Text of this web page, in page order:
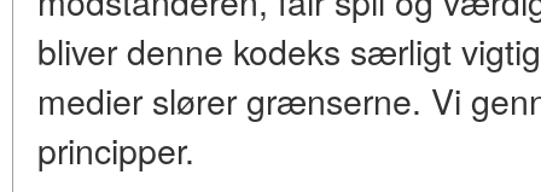
bliver denne kodeks særligt
medier slører grænserne. Vi
principper.